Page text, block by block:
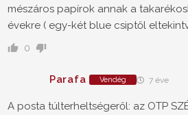
mészáros papírok annak a
évekre ( egy-két blue csiptől
0
Parafa Vendég 7 éve
A posta túlterheltségeről: az OTP